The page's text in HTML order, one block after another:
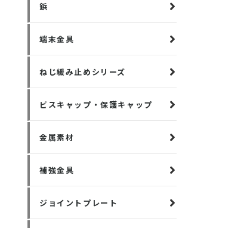
鋲
端末金具
ねじ緩み止めシリーズ
ビスキャップ・保護キャップ
金属素材
補強金具
ジョイントプレート